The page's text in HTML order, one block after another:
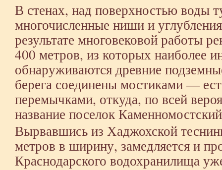
В стенах, над поверхностью воды
многочисленные ниши и
результате многовековой работы
400 метров, из которых наиболее
обнаруживаются древние
берега соединены мостиками —
перемычками, откуда, по всей
название поселок
Вырвавшись из Хаджохской
метров в ширину, замедляется и
Краснодарского водохранилища